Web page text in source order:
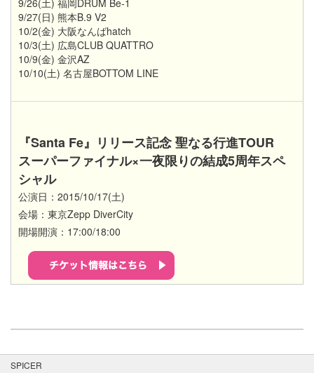
9/26(土) 福岡DRUM Be-1
9/27(日) 熊本B.9 V2
10/2(金) 大阪なんばhatch
10/3(土) 広島CLUB QUATTRO
10/9(金) 金沢AZ
10/10(土) 名古屋BOTTOM LINE
『Santa Fe』リリース記念 聖なる行進TOUR
スーパーファイナル×一夜限りの結成5周年スペ
シャル
公演日：2015/10/17(土)
会場：東京Zepp DiverCity
開場開演：17:00/18:00
SPICER